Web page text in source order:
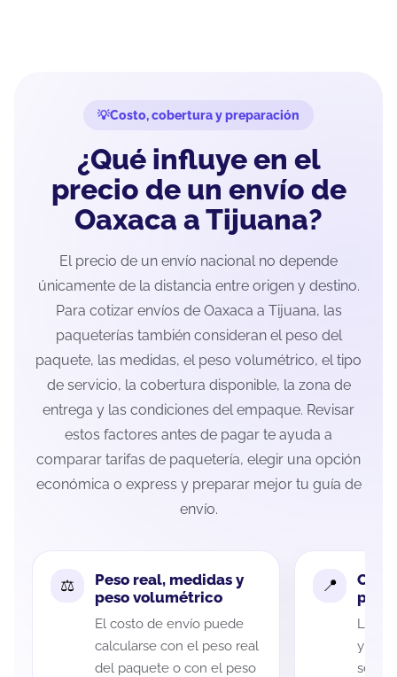
Costo, cobertura y preparación
¿Qué influye en el
precio de un envío de
Oaxaca a Tijuana?
El precio de un envío nacional no depende
únicamente de la distancia entre origen y destino.
Para cotizar envíos de Oaxaca a Tijuana, las
paqueterías también consideran el peso del
paquete, las medidas, el peso volumétrico, el tipo
de servicio, la cobertura disponible, la zona de
entrega y las condiciones del empaque. Revisar
estos factores antes de pagar te ayuda a
comparar tarifas de paquetería, elegir una opción
económica o express y preparar mejor tu guía de
envío.
Peso real, medidas y
peso volumétrico
El costo de envío puede
calcularse con el peso real
del paquete o con el peso
La
y